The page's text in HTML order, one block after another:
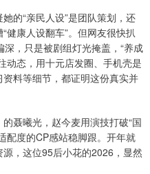
的“亲民人设”是团队策划，还
健康人设翻车”。但网友很快扒
，只是被剧组灯光掩盖，“养成
动态，用十元店发圈、手机壳是
料等细节，都证明这份真实并
聂曦光，赵今麦用演技打破“国
配度的CP感站稳脚跟。开年就
，这位95后小花的2026，显然